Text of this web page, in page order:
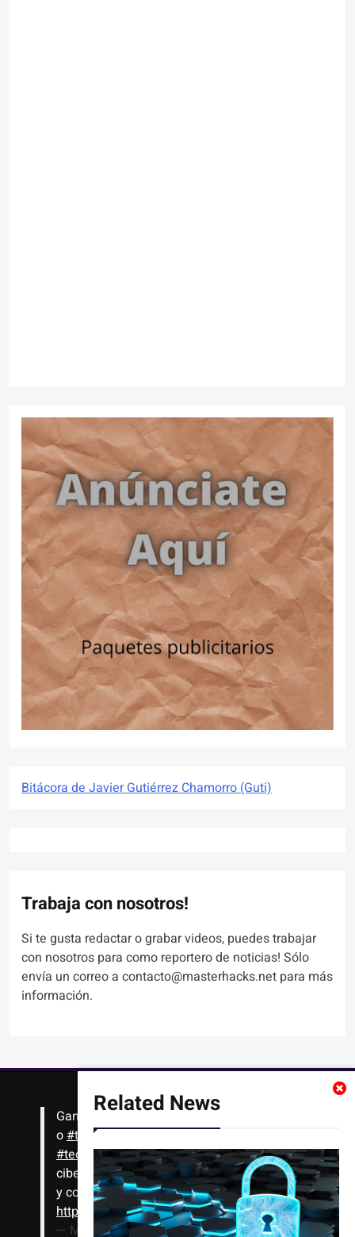
Related News
Bitácora de Javier Gutiérrez Chamorro (Guti)
Trabaja con nosotros!
Si te gusta redactar o grabar videos, puedes trabajar
con nosotros para como reportero de noticias! Sólo
envía un correo a contacto@masterhacks.net para más
información.
Gana #Bitcoinsolo con leer artículos, noticias
o #tutorialesinteresantes de ciencia,
#tecnología,#criptomonedas, seguridad
cibernética y más!! Sólo tienes que registrarte
y comenzar a navegar
https://t.co/1KjkllJEit
— Masterhacks (@Masterhacks_net)August